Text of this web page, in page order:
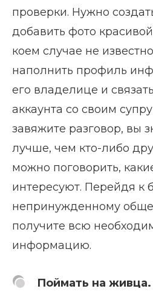
проверки. Нужно
добавить фото
коем случае не
наполнить профиль
его владелице и
аккаунта со своим
завяжите разговор, вы
лучше, чем кто-либо
можно поговорить,
интересуют. Перейдя к
непринужденному
получите всю
информацию.
Поймать на живца.